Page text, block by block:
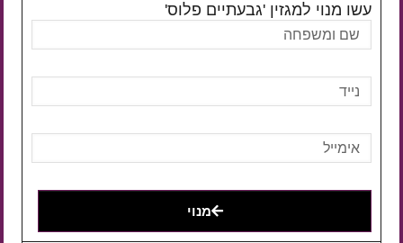
עשו מנוי למגזין 'גבעתיים פלוס'
מנוי